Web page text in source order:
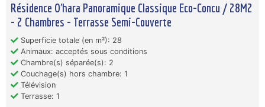
Résidence O'hara Panoramique Classique Eco-Concu / 28M2
- 2 Chambres - Terrasse Semi-Couverte
Superficie totale (en m²): 28
Animaux: acceptés sous conditions
Chambre(s) séparée(s): 2
Couchage(s) hors chambre: 1
Télévision
Terrasse: 1